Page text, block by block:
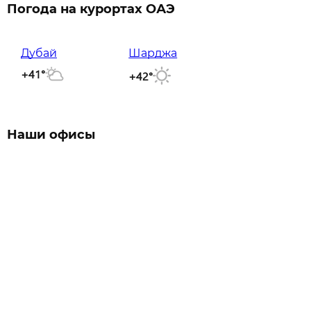
Погода на курортах ОАЭ
Дубай
+41°
Шарджа
+42°
Наши офисы